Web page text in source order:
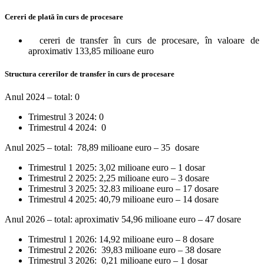
Cereri de plată în curs de procesare
cereri de transfer în curs de procesare, în valoare de
aproximativ 133,85 milioane euro
Structura cererilor de transfer în curs de procesare
Anul 2024 – total: 0
Trimestrul 3 2024: 0
Trimestrul 4 2024: 0
Anul 2025 – total: 78,89 milioane euro – 35 dosare
Trimestrul 1 2025: 3,02 milioane euro – 1 dosar
Trimestrul 2 2025: 2,25 milioane euro – 3 dosare
Trimestrul 3 2025: 32.83 milioane euro – 17 dosare
Trimestrul 4 2025: 40,79 milioane euro – 14 dosare
Anul 2026 – total: aproximativ 54,96 milioane euro – 47 dosare
Trimestrul 1 2026: 14,92 milioane euro – 8 dosare
Trimestrul 2 2026: 39,83 milioane euro – 38 dosare
Trimestrul 3 2026: 0,21 milioane euro – 1 dosar